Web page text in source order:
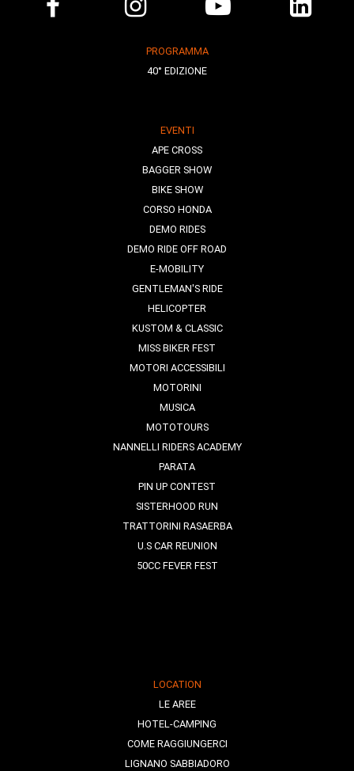
PROGRAMMA
40° EDIZIONE
EVENTI
APE CROSS
BAGGER SHOW
BIKE SHOW
CORSO HONDA
DEMO RIDES
DEMO RIDE OFF ROAD
E-MOBILITY
GENTLEMAN'S RIDE
HELICOPTER
KUSTOM & CLASSIC
MISS BIKER FEST
MOTORI ACCESSIBILI
MOTORINI
MUSICA
MOTOTOURS
NANNELLI RIDERS ACADEMY
PARATA
PIN UP CONTEST
SISTERHOOD RUN
TRATTORINI RASAERBA
U.S CAR REUNION
50CC FEVER FEST
LOCATION
LE AREE
HOTEL-CAMPING
COME RAGGIUNGERCI
LIGNANO SABBIADORO